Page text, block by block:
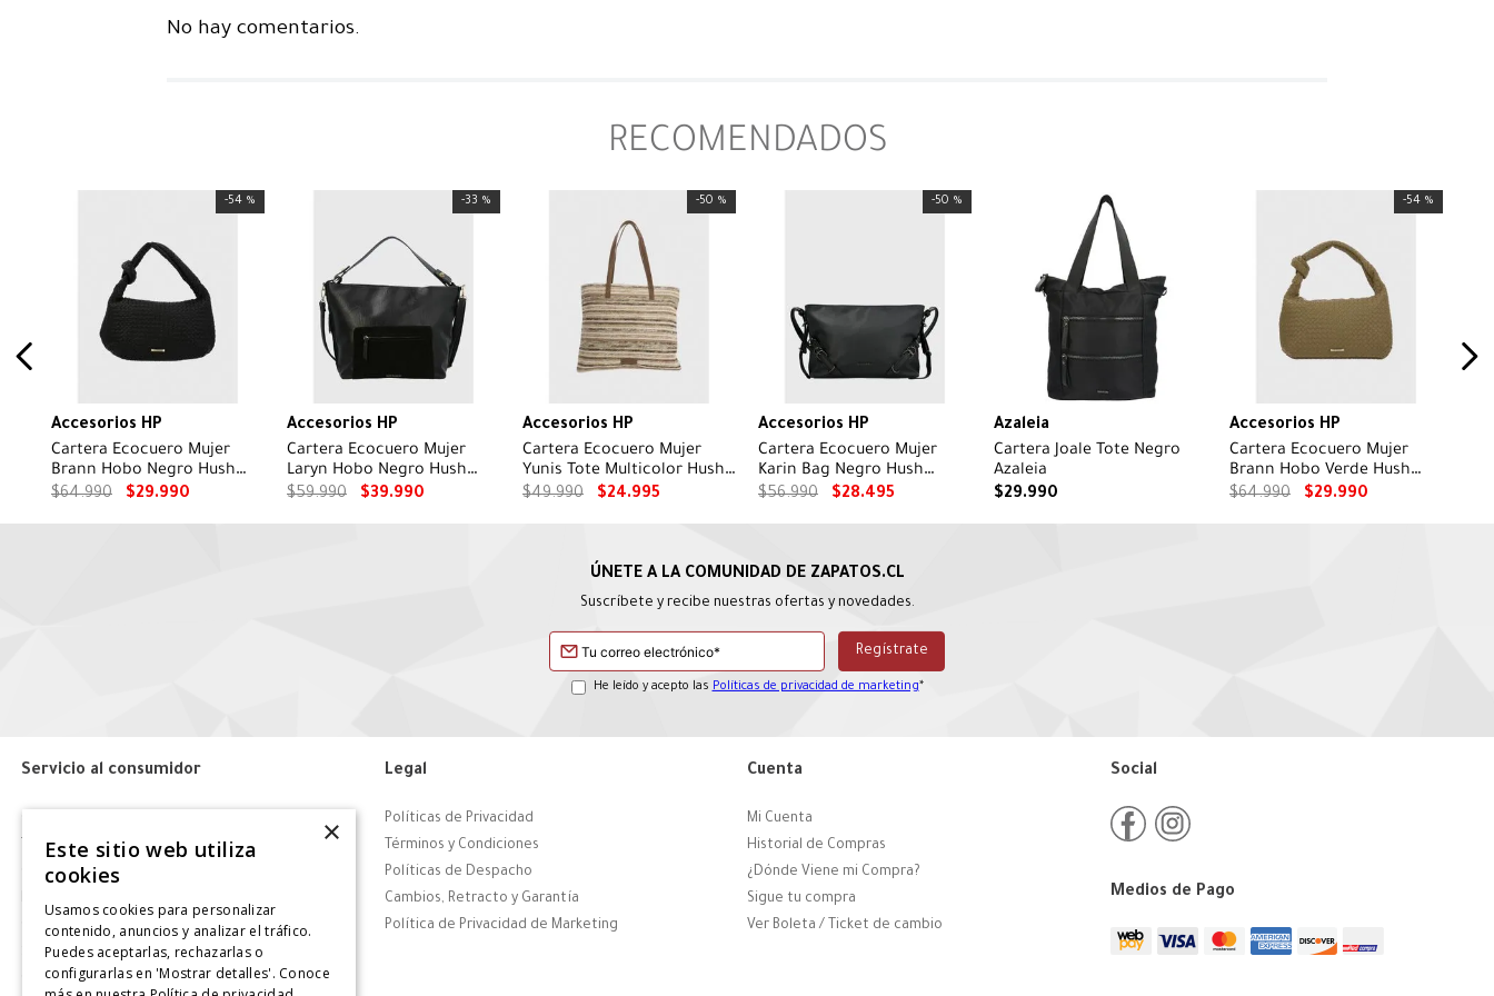
No hay comentarios.
RECOMENDADOS
-54 %
Accesorios HP
Cartera Ecocuero Mujer
Brann Hobo Negro Hush
Puppies
$64.990 $29.990
-33 %
Accesorios HP
Cartera Ecocuero Mujer
Laryn Hobo Negro Hush
Puppies
$59.990 $39.990
-50 %
Accesorios HP
Cartera Ecocuero Mujer
Yunis Tote Multicolor Hush
Puppies
$49.990 $24.995
-50 %
Accesorios HP
Cartera Ecocuero Mujer
Karin Bag Negro Hush
Puppies
$56.990 $28.495
Azaleia
Cartera Joale Tote Negro
Azaleia
$29.990
-54 %
Accesorios HP
Cartera Ecocuero Mujer
Brann Hobo Verde Hush
Puppies
$64.990 $29.990
Suscríbete y recibe nuestras ofertas y novedades.
He leído y acepto las Políticas de privacidad de marketing*
Servicio al consumidor
Tiendas
Contáctanos
Giftcard
Solicitar Factura
CyberDay
Legal
Políticas de Privacidad
Términos y Condiciones
Políticas de Despacho
Cambios, Retracto y Garantía
Política de Privacidad de Marketing
Cuenta
Mi Cuenta
Historial de Compras
¿Dónde Viene mi Compra?
Sigue tu compra
Ver Boleta / Ticket de cambio
Social
Medios de Pago
×
Este sitio web utiliza
cookies
Usamos cookies para personalizar
contenido, anuncios y analizar el tráfico.
Puedes aceptarlas, rechazarlas o
configurarlas en 'Mostrar detalles'. Conoce